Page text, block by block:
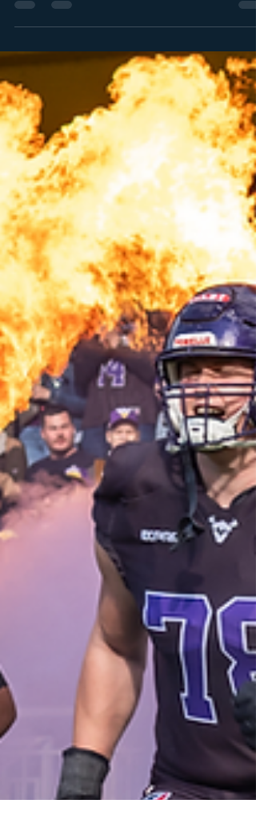
Special Teams Coordinator Marianne Pahkala und
überzeugenden 28:16-Auswärtssieg bei Rhein Fire
haben die Vienna Vikings am vergangenen
Wochenende nicht nur ein Ausrufezeichen gesetzt,
sondern sich als erstes Team der AFLE vorzeitig für die
Playoffs qualifiziert. Nun richtet sich der Fokus auf die
verbleibenden vier Spiele der Regular Season – und
auf ein klares Ziel: einen Platz unter den Top Zwei der
Tabelle und damit den Heimvorteil